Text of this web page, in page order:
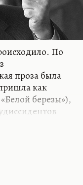
По
проза была
как
березы»),
костенел.
в «Выборе»
проблема
Рамзин
он попал